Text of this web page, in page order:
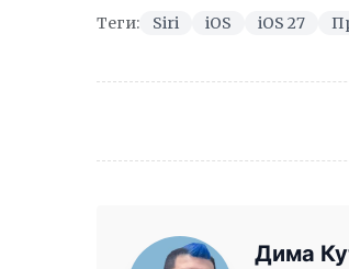
Теги: Siri iOS iOS 27
Дима